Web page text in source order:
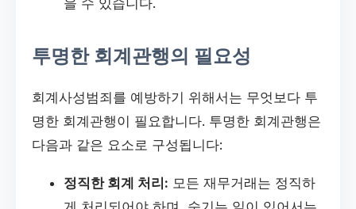
투명한 회계관행의 필요성
회계사성범죄를 예방하기 위해서는 무엇보다 투
명한 회계관행이 필요합니다. 투명한 회계관행은
다음과 같은 요소로 구성됩니다:
정직한 회계 처리: 모든 재무거래는 정직하